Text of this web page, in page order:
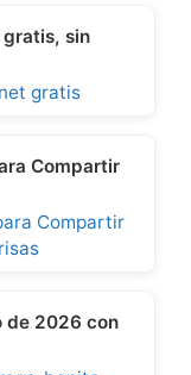
sin
Compartir
de 2026 con